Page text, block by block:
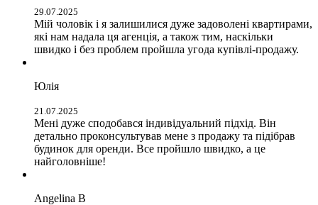
29.07.2025
Мій чоловік і я залишилися дуже задоволені квартирами,
які нам надала ця агенція, а також тим, наскільки
швидко і без проблем пройшла угода купівлі-продажу.
Юлія
21.07.2025
Мені дуже сподобався індивідуальний підхід. Він
детально проконсультував мене з продажу та підібрав
будинок для оренди. Все пройшло швидко, а це
найголовніше!
Angelina B